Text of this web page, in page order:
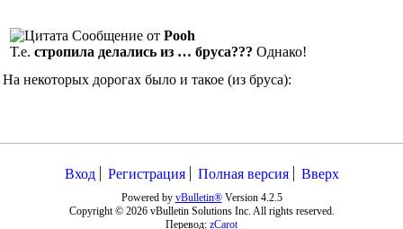
Сообщение от Pooh
Т.е. стропила делались из … бруса??? Однако!
На некоторых дорогах было и такое (из бруса):
Вход Регистрация Полная версия Вверх
Powered by vBulletin®Version 4.2.5
Copyright © 2026 vBulletin Solutions Inc. All rights reserved.
Перевод: zCarot